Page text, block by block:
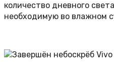
количество дневного
необходимую во влажном